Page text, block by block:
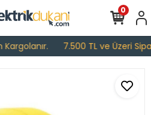
7.500 TL ve Üzeri
0